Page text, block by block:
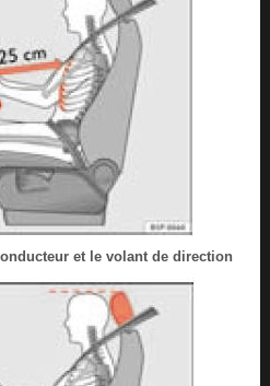
et le volant de direction